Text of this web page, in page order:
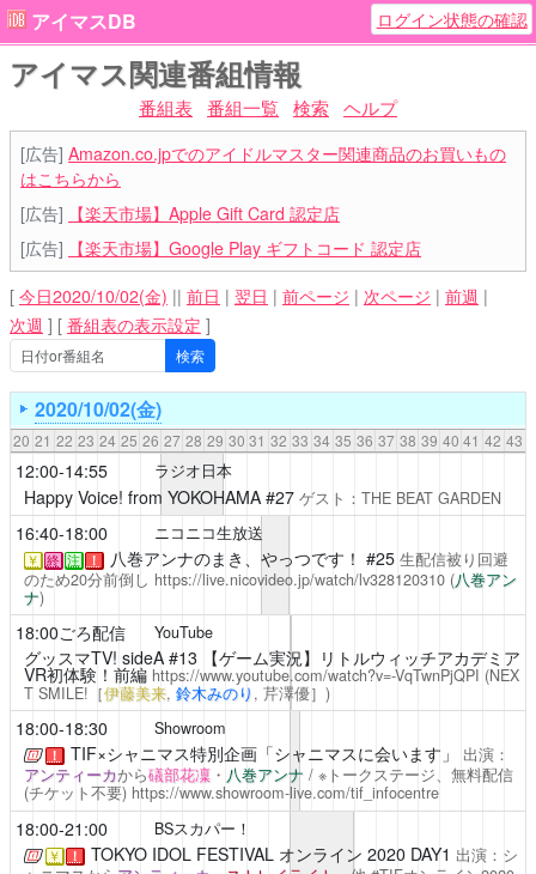
アイマスDB ログイン状態の確認
アイマス関連番組情報
番組表 番組一覧 検索 ヘルプ
[広告] Amazon.co.jpでのアイドルマスター関連商品のお買いもの
はこちらから
[広告]
【楽天市場】Apple Gift Card 認定店
[広告]
【楽天市場】Google Play ギフトコード 認定店
[ 今日2020/10/02(金) || 前日 | 翌日 | 前ページ | 次ページ | 前週 |
次週 ] [ 番組表の表示設定 ]
2020/10/02(金)
20 21 22 23 24 25 26 27 28 29 30 31 32 33 34 35 36 37 38 39 40 41 42 43
12:00-14:55 ラジオ日本
Happy Voice! from YOKOHAMA#27 ゲスト：THE BEAT GARDEN
16:40-18:00 ニコニコ生放送
￥ 終 注 ！ 八巻アンナのまき、やっつです！ #25 生配信被り回避
のため20分前倒し https://live.nicovideo.jp/watch/lv328120310 (八巻アン
ナ)
18:00ごろ配信 YouTube
グッスマTV! sideA#13 【ゲーム実況】リトルウィッチアカデミア
VR初体験！前編 https://www.youtube.com/watch?v=-VqTwnPjQPI (NEX
T SMILE!［伊藤美来, 鈴木みのり , 芹澤優］)
18:00-18:30 Showroom
！ TIF×シャニマス特別企画「シャニマスに会います」
出演：
アンティーカから礒部花凜・ 八巻アンナ / ※トークステージ、無料配信
(チケット不要) https://www.showroom-live.com/tif_infocentre
18:00-21:00 BSスカパー！
￥ ！ TOKYO IDOL FESTIVAL オンライン 2020 DAY1 出演：シ